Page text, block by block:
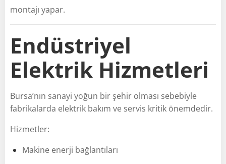
montajı yapar.
Endüstriyel
Elektrik Hizmetleri
Bursa’nın sanayi yoğun bir şehir olması sebebiyle
fabrikalarda elektrik bakım ve servis kritik önemdedir.
Hizmetler:
Makine enerji bağlantıları